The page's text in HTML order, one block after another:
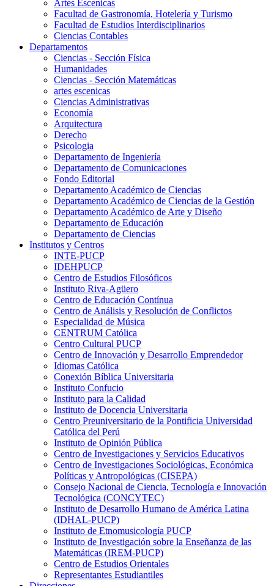
Artes Escenicas
Facultad de Gastronomía, Hotelería y Turismo
Facultad de Estudios Interdisciplinarios
Ciencias Contables
Departamentos
Ciencias - Sección Física
Humanidades
Ciencias - Sección Matemáticas
artes escenicas
Ciencias Administrativas
Economía
Arquitectura
Derecho
Psicologia
Departamento de Ingeniería
Departamento de Comunicaciones
Fondo Editorial
Departamento Académico de Ciencias
Departamento Académico de Ciencias de la Gestión
Departamento Académico de Arte y Diseño
Departamento de Educación
Departamento de Ciencias
Institutos y Centros
INTE-PUCP
IDEHPUCP
Centro de Estudios Filosóficos
Instituto Riva-Agüero
Centro de Educación Contínua
Centro de Análisis y Resolución de Conflictos
Especialidad de Música
CENTRUM Católica
Centro Cultural PUCP
Centro de Innovación y Desarrollo Emprendedor
Idiomas Católica
Conexión Bíblica Universitaria
Instituto Confucio
Instituto para la Calidad
Instituto de Docencia Universitaria
Centro Preuniversitario de la Pontificia Universidad
Católica del Perú
Instituto de Opinión Pública
Centro de Investigaciones y Servicios Educativos
Centro de Investigaciones Sociológicas, Económica
Políticas y Antropológicas (CISEPA)
Consejo Nacional de Ciencia, Tecnología e Innovación
Tecnológica (CONCYTEC)
Instituto de Desarrollo Humano de América Latina
(IDHAL-PUCP)
Instituto de Etnomusicología PUCP
Instituto de Investigación sobre la Enseñanza de las
Matemáticas (IREM-PUCP)
Centro de Estudios Orientales
Representantes Estudiantiles